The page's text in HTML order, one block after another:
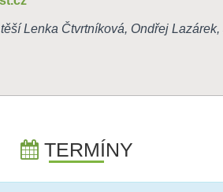
Lenka Čtvrtníková, Ondřej Lazárek,
TERMÍNY